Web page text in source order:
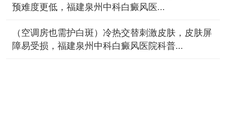
预难度更低，福建泉州中科白癜风医...
（空调房也需护白斑）冷热交替刺激皮肤，皮肤屏
障易受损，福建泉州中科白癜风医院科普...